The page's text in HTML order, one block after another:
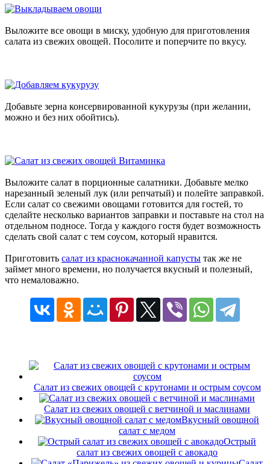
Выложите все овощи в миску, удобную для приготовления
салата из свежих овощей. Посолите и поперчите по вкусу.
Добавьте зерна консервированной кукурузы (при желании,
можно и без них обойтись).
Выложите салат в порционные салатники. Добавьте мелко
нарезанный зеленый лук (или репчатый) и полейте заправкой.
Если салат со свежими овощами готовится для гостей, то
сделайте несколько вариантов заправки и поставьте на стол на
отдельном подносе. Тогда у каждого гостя будет возможность
сделать свой салат с тем соусом, который нравится.
Приготовить салат из краснокачанной капусты так же не
займет много времени, но получается вкусный и полезный,
что немаловажно.
Салат из свежих овощей с крутонами и острым соусом
Салат из свежих овощей с ветчиной и маслинами
Вкусный овощной
салат с медом
Острый
салат из свежих овощей с авокадо